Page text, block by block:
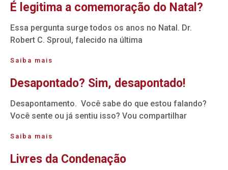
É legitima a comemoração do Natal?
Essa pergunta surge todos os anos no Natal. Dr.
Robert C. Sproul, falecido na última
Saiba mais
Desapontado? Sim, desapontado!
Desapontamento. Você sabe do que estou falando?
Você sente ou já sentiu isso? Vou compartilhar
Saiba mais
Livres da Condenação